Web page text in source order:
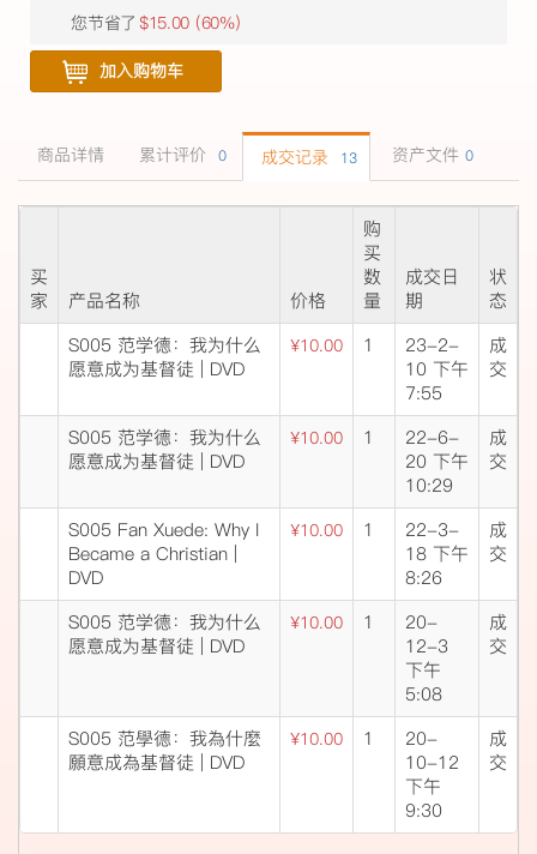
您节省了 $15.00 (60%)
加入购物车
商品详情 累计评价 0 成交记录 13 资产文件 0
买
家
产品名称 价格
购
买
数
量
成交日
期
状
态
S005 范学德：我为什么
愿意成为基督徒 | DVD
¥10.00 1
23-2-
10 下午
7:55
成
交
S005 范学德：我为什么
愿意成为基督徒 | DVD
¥10.00 1
22-6-
20 下午
10:29
成
交
S005 Fan Xuede: Why I
Became a Christian |
DVD
¥10.00 1
22-3-
18 下午
8:26
成
交
S005 范学德：我为什么
愿意成为基督徒 | DVD
¥10.00 1
20-
12-3
下午
5:08
成
交
S005 范學德：我為什麼
願意成為基督徒 | DVD
¥10.00 1
20-
10-12
下午
9:30
成
交